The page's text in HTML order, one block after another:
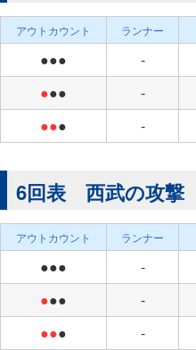
アウトカウント ランナー
●●● -
●●● -
●●● -
6回表 西武の攻撃
アウトカウント ランナー
●●● -
●●● -
●●● -